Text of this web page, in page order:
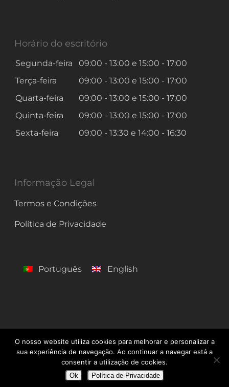
Horário do escritório
Segunda-feira 09:00 - 13:00 e 15:00 - 17:00
Terça-feira
09:00 - 13:00 e 15:00 - 17:00
Quarta-feira
09:00 - 13:00 e 15:00 - 17:00
Quinta-feira
09:00 - 13:00 e 15:00 - 17:00
Sexta-feira
09:00 - 13:30 e 14:00 - 16:30
Informação Legal
Termos e Condições
Política de Privacidade
Português English
© 2026 Centro de Línguas de Lagos. Todos os Direitos
O nosso website utiliza cookies para melhorar e personalizar a
sua experiência de navegação. Ao continuar a navegar está a
consentir a utilização de cookies.
Ok Política de Privacidade